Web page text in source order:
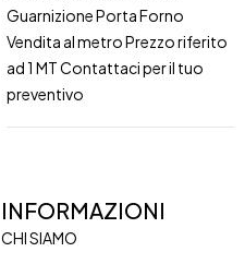
Guarnizione Porta Forno
Vendita al metro Prezzo riferito
ad 1 MT Contattaci per il tuo
preventivo
INFORMAZIONI
CHI SIAMO